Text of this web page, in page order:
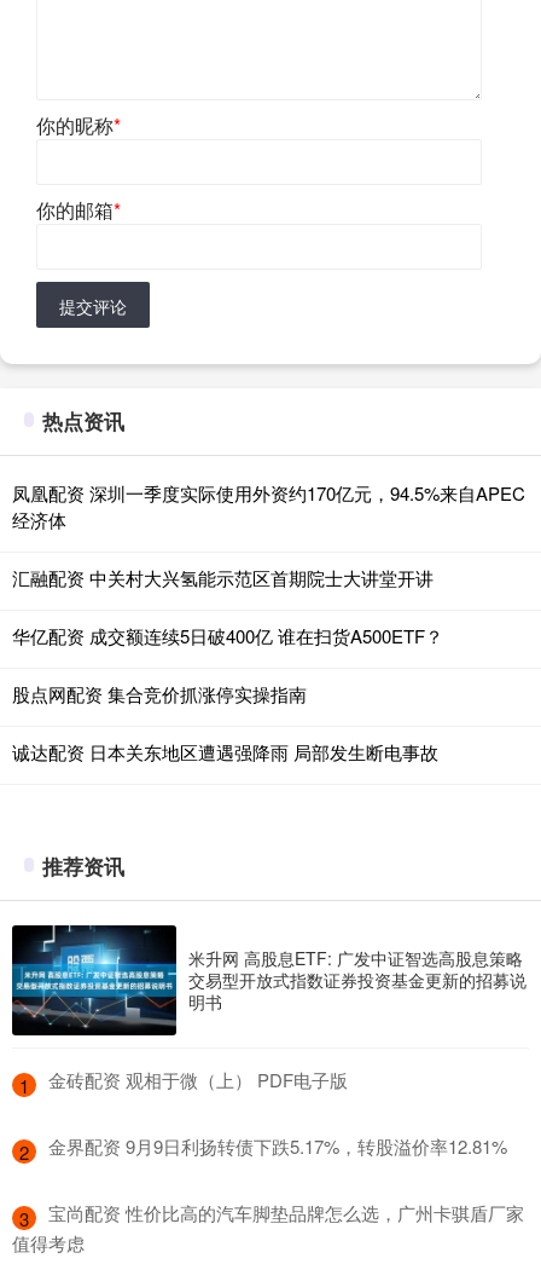
你的昵称*
你的邮箱*
提交评论
热点资讯
凤凰配资 深圳一季度实际使用外资约170亿元，94.5%来自APEC
经济体
汇融配资 中关村大兴氢能示范区首期院士大讲堂开讲
华亿配资 成交额连续5日破400亿 谁在扫货A500ETF？
股点网配资 集合竞价抓涨停实操指南
诚达配资 日本关东地区遭遇强降雨 局部发生断电事故
推荐资讯
米升网 高股息ETF: 广发中证智选高股息策略
交易型开放式指数证券投资基金更新的招募说
明书
1 ​金砖配资 观相于微（上） PDF电子版
2 ​金界配资 9月9日利扬转债下跌5.17%，转股溢价率12.81%
3
​宝尚配资 性价比高的汽车脚垫品牌怎么选，广州卡骐盾厂家
值得考虑